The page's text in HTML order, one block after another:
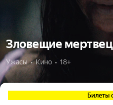
Зловещие
Ужасы  •  Кино  •  18+
Билеты